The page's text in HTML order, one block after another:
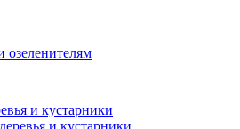
озеленителям
и кустарники
и кустарники